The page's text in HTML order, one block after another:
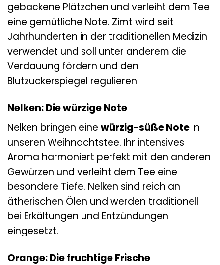
gebackene Plätzchen und verleiht dem Tee
eine gemütliche Note. Zimt wird seit
Jahrhunderten in der traditionellen Medizin
verwendet und soll unter anderem die
Verdauung fördern und den
Blutzuckerspiegel regulieren.
Nelken: Die würzige Note
Nelken bringen eine würzig-süße Note in
unseren Weihnachtstee. Ihr intensives
Aroma harmoniert perfekt mit den anderen
Gewürzen und verleiht dem Tee eine
besondere Tiefe. Nelken sind reich an
ätherischen Ölen und werden traditionell
bei Erkältungen und Entzündungen
eingesetzt.
Orange: Die fruchtige Frische